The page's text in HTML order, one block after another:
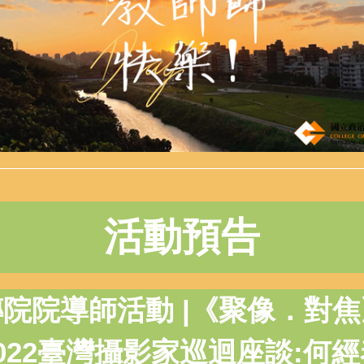
活動預告
院導師活動 | 《聚像．對
臺灣攝影家巡迴座談:何